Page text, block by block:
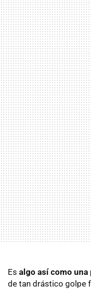
Es algo así como
de tan drástico golpe